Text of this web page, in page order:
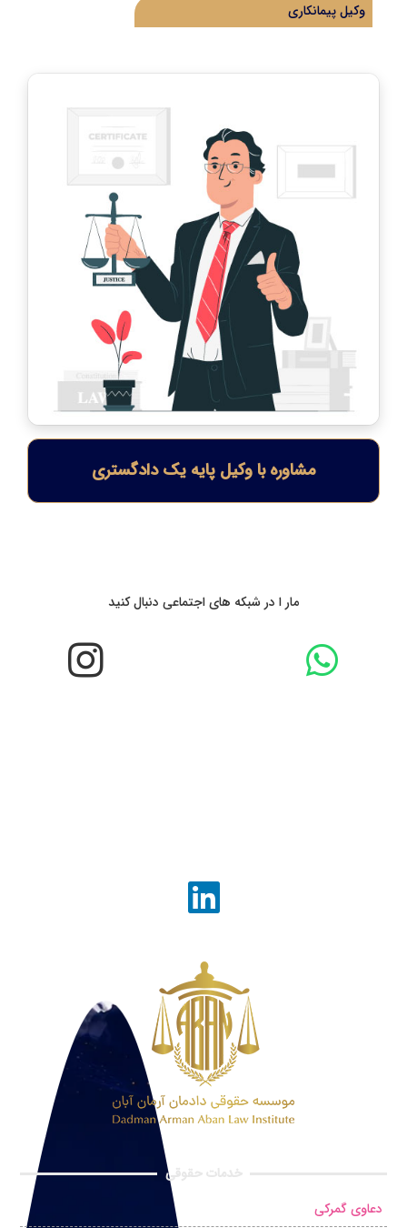
وکیل پیمانکاری
مشاوره با وکیل پایه یک دادگستری
مار ا در شبکه های اجتماعی دنبال کنید
خدمات حقوقی
دعاوی گمرکی